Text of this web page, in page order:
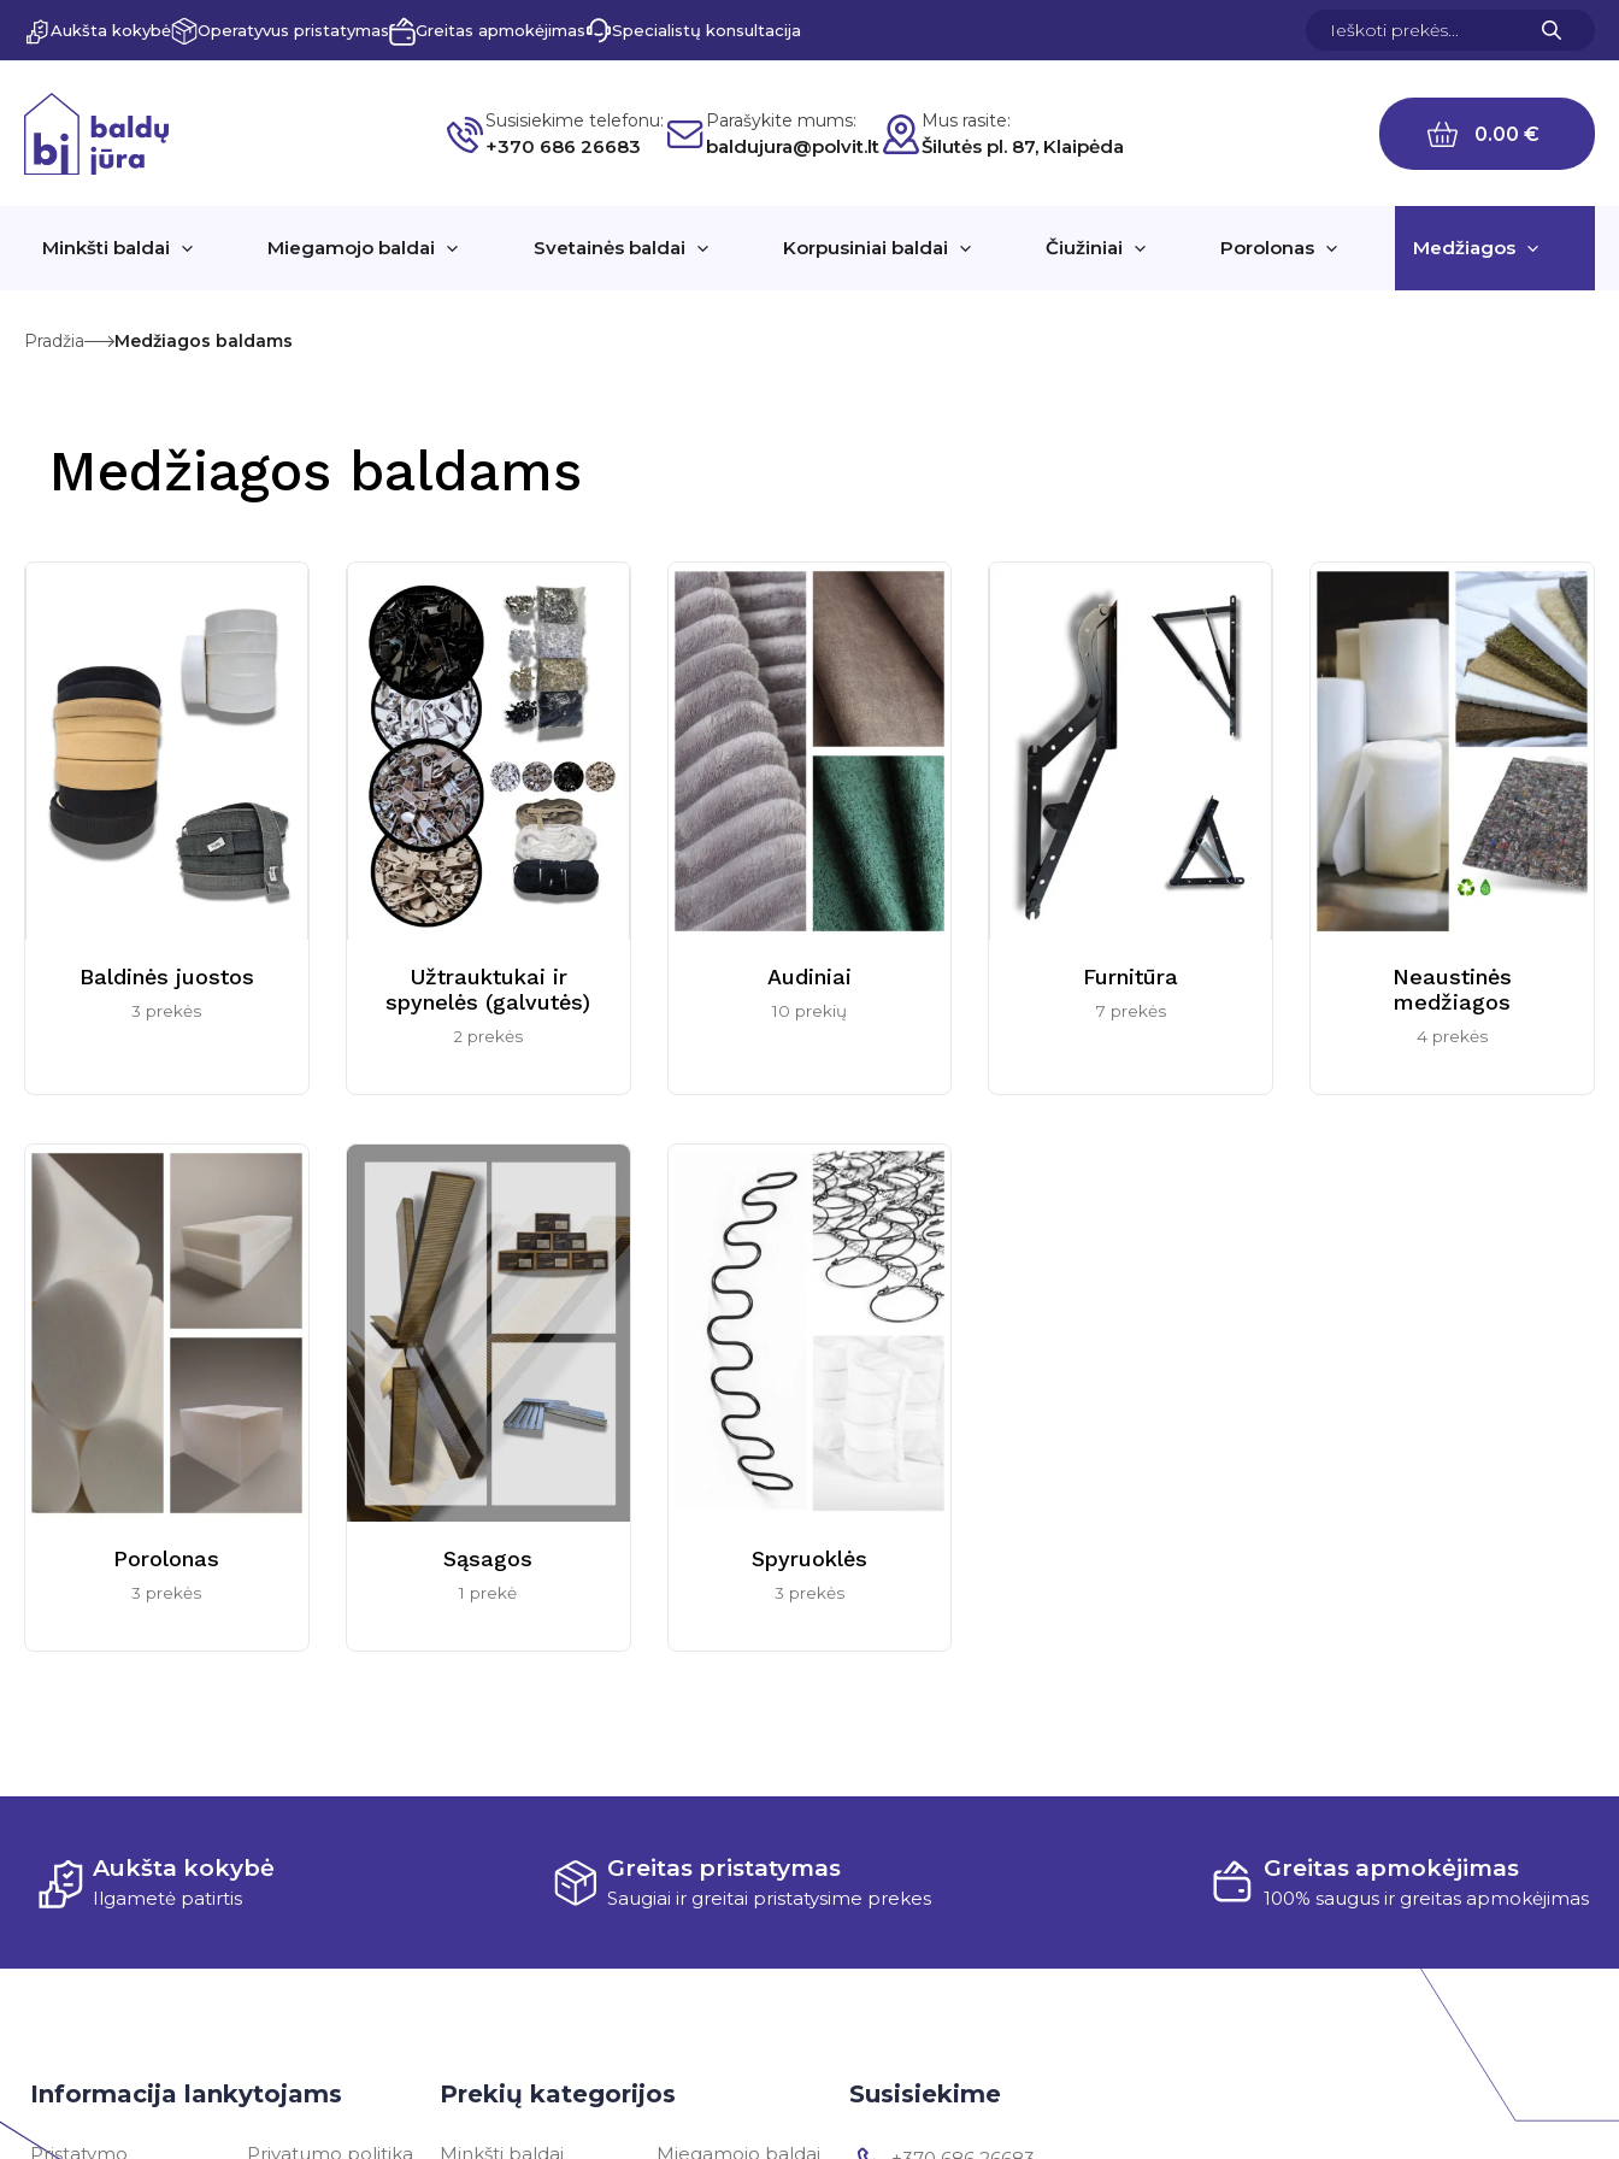
Pereiti
prie
Aukšta kokybė Operatyvus pristatymas Greitas apmokėjimas Specialistų konsultacija
Products
search
Susisiekime telefonu:
+370 686 26683
Parašykite mums:
baldujura@polvit.lt
Mus rasite:
Šilutės pl. 87, Klaipėda
0.00 €
Minkšti baldai Miegamojo baldai Svetainės baldai Korpusiniai baldai Čiužiniai Porolonas Medžiagos
Pradžia Medžiagos baldams
Medžiagos baldams
Baldinės juostos
3 prekės
Užtrauktukai ir
spynelės (galvutės)
2 prekės
Audiniai
10 prekių
Furnitūra
7 prekės
Neaustinės
medžiagos
4 prekės
Porolonas
3 prekės
Sąsagos
1 prekė
Spyruoklės
3 prekės
Aukšta kokybė
Ilgametė patirtis
Greitas pristatymas
Saugiai ir greitai pristatysime prekes
Greitas apmokėjimas
100% saugus ir greitas apmokėjimas
Informacija lankytojams
Pristatymo Privatumo politika
Prekių kategorijos
Minkšti baldai Miegamojo baldai
Susisiekime